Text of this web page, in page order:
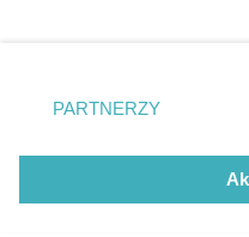
Strona korzysta z plików cookies
wyrażasz zgodę na ich
prywatności.
znajdujący się w lewym
rodzaje przetwarzania
użytkownika, ale masz
przetwarzaniu.
na tej witrynie.
PARTNERZY